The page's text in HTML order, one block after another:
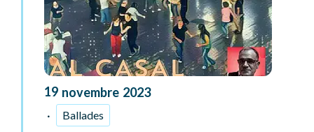
19 novembre 2023
Ballades